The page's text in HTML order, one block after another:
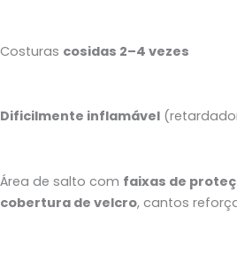
Costuras cosidas 2–4 vezes
Dificilmente inflamável
Área de salto com faixas de
cobertura de velcro, cantos